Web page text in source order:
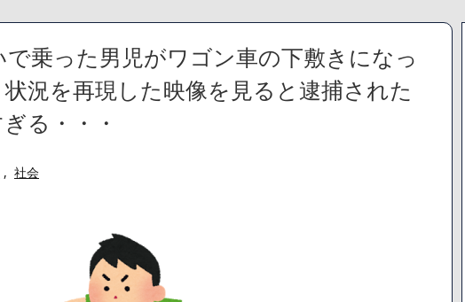
た所です」
ろww(2割3割減ったら御の
とが発覚「衝撃的な数字だ」
資産の取崩し
うデマ記事をこっそり削除し
【画像】彼女「ねー、今日のデートこれで行
広末涼子さん、正気に戻ってしまい絶望す
【配信者】「金バエ」のSNS更新が1週間途
一人称が「ボキ」ではなく「俺」となっており
かつてはSONYのパソコンだった「VAIO」家
乗った男児がワゴン車の下敷きになっ
況を再現した映像を見ると逮捕された
る・・・
, 社会